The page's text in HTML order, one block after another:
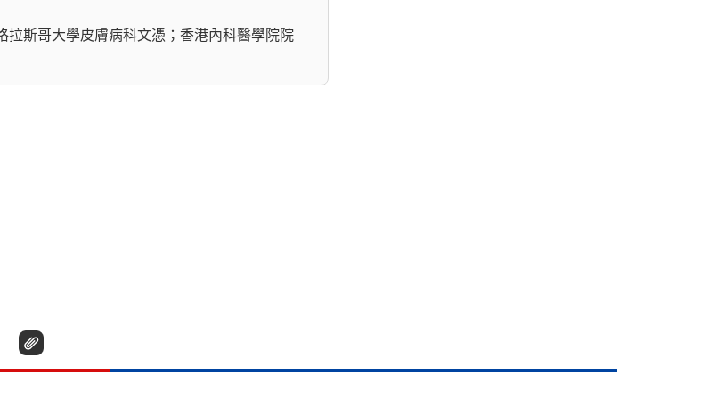
斯哥大學皮膚病科文憑；香港內科醫學院院